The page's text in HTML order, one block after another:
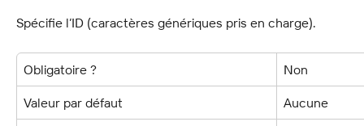
Spécifie l’ID (caractères génériques pris en charge).
Obligatoire ? Non
Valeur par défaut Aucune